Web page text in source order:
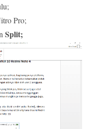
Pro;
Split;